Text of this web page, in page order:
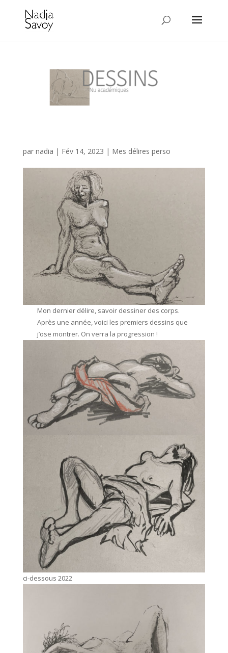
par nadia | Fév 14, 2023 | Mes délires perso
Mon dernier délire, savoir dessiner des corps.
Après une année, voici les premiers dessins que
j’ose montrer. On verra la progression !
ci-dessous 2022